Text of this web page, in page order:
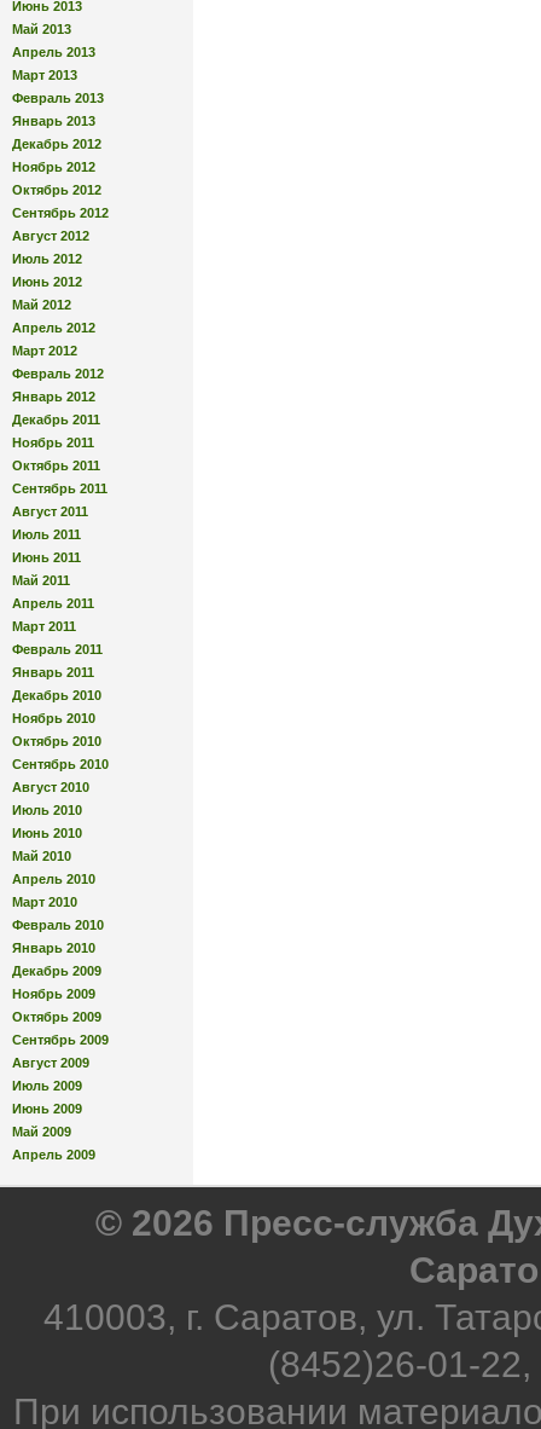
Июнь 2013
Май 2013
Апрель 2013
Март 2013
Февраль 2013
Январь 2013
Декабрь 2012
Ноябрь 2012
Октябрь 2012
Сентябрь 2012
Август 2012
Июль 2012
Июнь 2012
Май 2012
Апрель 2012
Март 2012
Февраль 2012
Январь 2012
Декабрь 2011
Ноябрь 2011
Октябрь 2011
Сентябрь 2011
Август 2011
Июль 2011
Июнь 2011
Май 2011
Апрель 2011
Март 2011
Февраль 2011
Январь 2011
Декабрь 2010
Ноябрь 2010
Октябрь 2010
Сентябрь 2010
Август 2010
Июль 2010
Июнь 2010
Май 2010
Апрель 2010
Март 2010
Февраль 2010
Январь 2010
Декабрь 2009
Ноябрь 2009
Октябрь 2009
Сентябрь 2009
Август 2009
Июль 2009
Июнь 2009
Май 2009
Апрель 2009
© 2026 Пресс-служба
410003, г. Саратов, ул.
(8452)26-01-
При использовании